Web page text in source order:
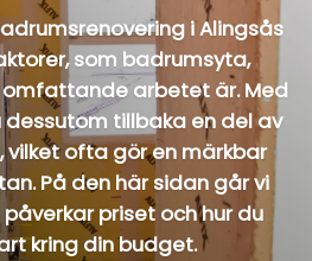
i Alingsås
som badrumsyta,
arbetet är. Med
tillbaka en del av
vilket ofta gör en märkbar
På den här sidan går vi
priset och hur du
kring din budget.